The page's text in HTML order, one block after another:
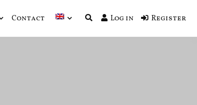
Contact Log in Register